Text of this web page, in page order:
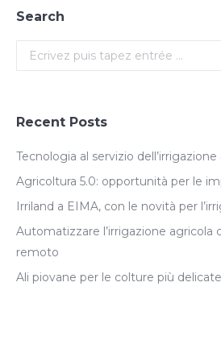
Search
Search:
Recent Posts
Tecnologia al servizio dell’irrigazione
Agricoltura 5.0: opportunità per le
Irriland a EIMA, con le novità per
Automatizzare l’irrigazione agricola
remoto
Ali piovane per le colture più delicate